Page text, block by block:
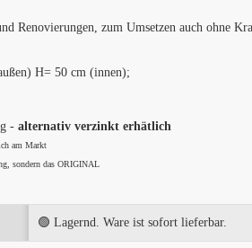
Renovierungen, zum Umsetzen auch ohne
H= 50 cm (innen);
-alternativ verzinkt erhätlich
am Markt
sondern das ORIGINAL
🟢 Lagernd. Ware ist sofort lieferbar.